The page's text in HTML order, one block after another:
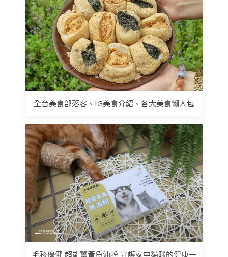
全台美食部落客、IG美食介紹、各大美食懶人包
毛孩優健 超能薑黃魚油粉 守護家中貓咪的健康一